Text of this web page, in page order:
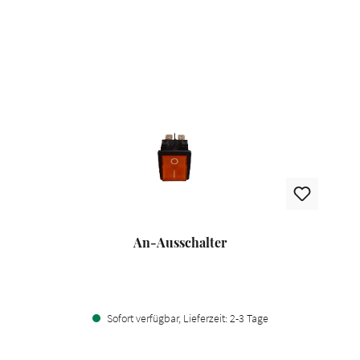
An-Ausschalter
Sofort verfügbar, Lieferzeit: 2-3 Tage